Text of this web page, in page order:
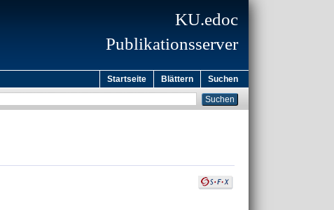
KU.edoc
Publikationsserver
Startseite Blättern Suchen